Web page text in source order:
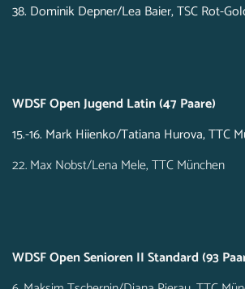
38. Dominik Depner/Lea Baier, TSC Rot-
WDSF Open Jugend Latin (47 Paare)
15.-16. Mark Hiienko/Tatiana Hurova, TTC
22. Max Nobst/Lena Mele, TTC München
WDSF Open Senioren II Standard (93